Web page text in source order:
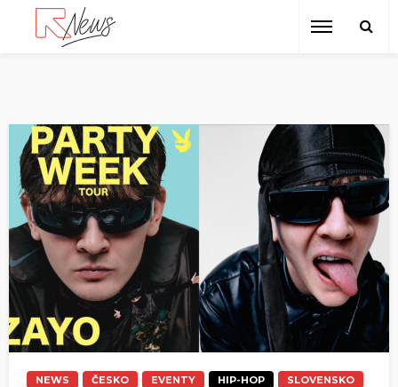
NEWS ČESKO EVENTY HIP-HOP SLOVENSKO